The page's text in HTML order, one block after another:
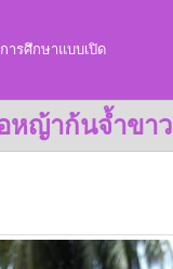
ารศึกษาแบบเปิด
หญ้าก้นจ้ำขาว